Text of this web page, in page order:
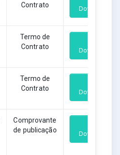
Contrato
Download
Termo de
Contrato
Download
Termo de
Contrato
Download
Comprovante
de publicação
Download